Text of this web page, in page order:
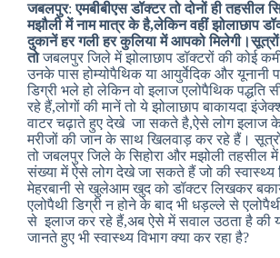
जबलपुर: एमबीबीएस डॉक्टर तो दोनों ही तहसील
मझौली में नाम मात्र के है,लेकिन वहीं झोलाछाप
दुकानें हर गली हर कुलिया में आपको मिलेगी।सूत्रों
तोजबलपुर जिले में झोलाछाप डॉक्टरों की कोई
उनके पास होम्योपैथिक या आयुर्वेदिक और यूनानी
डिग्री भले हो लेकिन वो इलाज एलोपैथिक पद्धति
रहे हैं,लोगों की मानें तो ये झोलाछाप बाकायदा
वाटर चढ़ाते हुए देखे जा सकते है,ऐसे लोग इलाज के
मरीजों की जान के साथ खिलवाड़ कर रहे हैं।
तो जबलपुर जिले के सिहोरा और मझोली तहसील
संख्या में ऐसे लोग देखे जा सकते हैं जो की स्वास्थ्य
मेहरबानी से खुलेआम खुद को डॉक्टर लिखकर
एलोपैथी डिग्री न होने के बाद भी धड़ल्ले से एलोपैथी
से इलाज कर रहे हैं,अब ऐसे में सवाल उठता है की
जानते हुए भी स्वास्थ्य विभाग क्या कर रहा है?